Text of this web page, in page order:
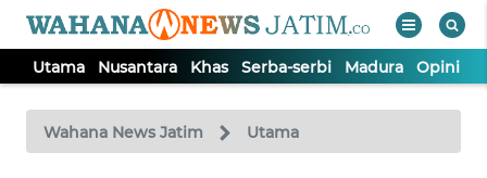
Utama Nusantara Khas Serba-serbi Madura Opini
Wahana News Jatim Utama
TV
Tutup